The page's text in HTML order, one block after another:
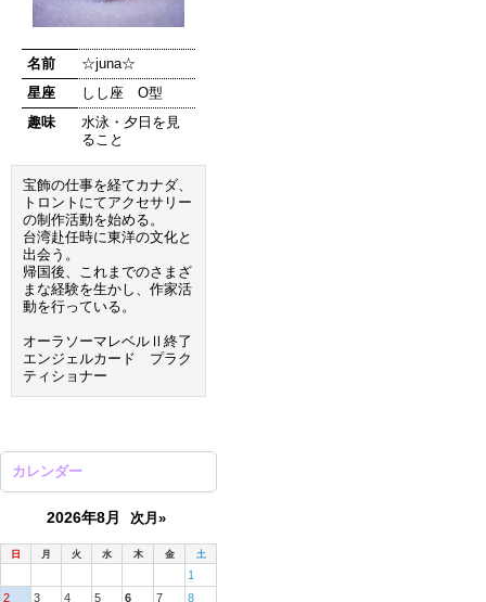
名前
☆juna☆
星座
しし座 O型
趣味
水泳・夕日を見
ること
宝飾の仕事を経てカナダ、
トロントにてアクセサリー
の制作活動を始める。
台湾赴任時に東洋の文化と
出会う。
帰国後、これまでのさまざ
まな経験を生かし、作家活
動を行っている。
オーラソーマレベルⅡ終了
エンジェルカード プラク
ティショナー
カレンダー
2026年8月 次月»
日 月 火 水 木 金 土
1
2
3 4 5 6 7 8